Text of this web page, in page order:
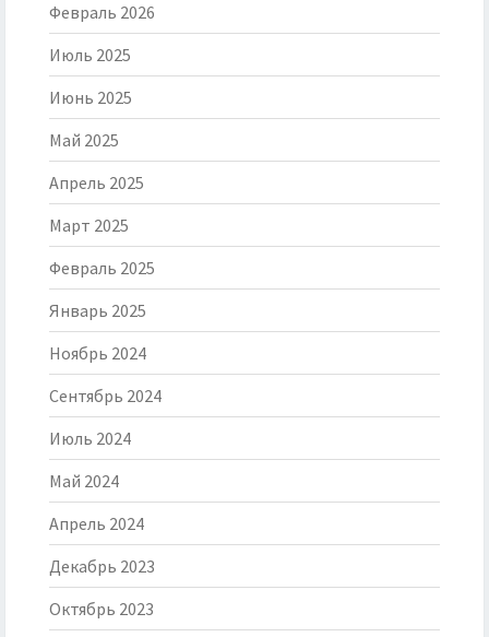
Февраль 2026
Июль 2025
Июнь 2025
Май 2025
Апрель 2025
Март 2025
Февраль 2025
Январь 2025
Ноябрь 2024
Сентябрь 2024
Июль 2024
Май 2024
Апрель 2024
Декабрь 2023
Октябрь 2023